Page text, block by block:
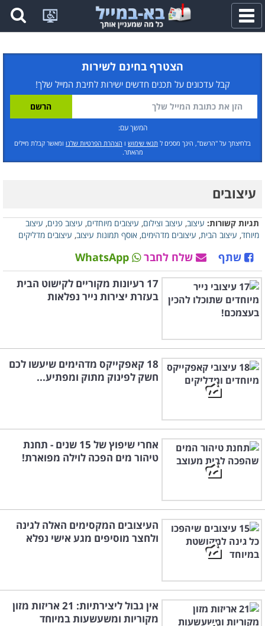
פתח
תפריט
הצטרף בחינם לשירות
קבל עדכונים על תכנים חדשים ישירות לתיבת המייל שלך!
המשך עם:
בלחיצתך על "הרשם", הינך מסכים ל תנאי שימוש ו הצהרת הפרטיות שלנו ומאשר קבלת מיילים
מהאתר.
עיצובים
תגיות קשורות: עיצוב, עיצוב וצילום, עיצובים מיוחדים, עיצוב פנים, עיצוב
מיוחד, עיצוב הבית, עיצובים מדהימים, אוסף תמונות עיצוב, עיצובים מדליקים
שתף שלח לחבר WhatsApp
17 רעיונות מקוריים לקישוט הבית
בעזרת יצירות נייר נפלאות
18 קאפקייקס מדהימים שיעשו לכם
חשק לפינוק מתוק ומפתיע...
אחרי שיפוץ של 15 שנים - תחנת
טיהור מים הפכה לוילה מפוארת!
העיצובים המקסימים האלה לגינה
ולחצר מוסיפים מגע אישי נפלא
אין גבול ליצירתיות: 21 אריזות מזון
מקוריות ומשעשעות במיוחד